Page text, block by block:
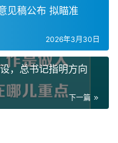
见稿公布 拟瞄准
2026年3月30日
，总书记指明方向
下一篇